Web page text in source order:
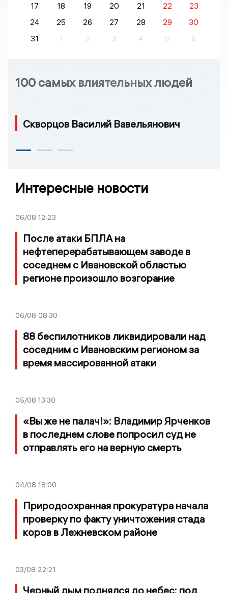
17
18 19 20 21 22
23
24
25 26 27 28 29
30
31
1 2 3 4 5 6
100 самых влиятельных людей
Скворцов Василий Вавельянович
Интересные новости
06/08 12:23
После атаки БПЛА на
нефтеперерабатывающем заводе в
соседнем с Ивановской областью
регионе произошло возгорание
06/08 08:30
88 беспилотников ликвидировали над
соседним с Ивановским регионом за
время массированной атаки
05/08 13:30
«Вы же не палач!»: Владимир Ярченков
в последнем слове попросил суд не
отправлять его на верную смерть
04/08 18:00
Природоохранная прокуратура начала
проверку по факту уничтожения стада
коров в Лежневском районе
03/08 22:21
Черный дым поднялся до небес: под